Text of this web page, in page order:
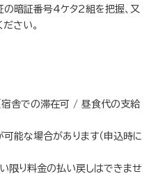
の暗証番号4ケタ2組を把握、又
さい。
宿舎での滞在可 / 昼食代の支給
能な場合があります（申込時に
限り料金の払い戻しはできませ